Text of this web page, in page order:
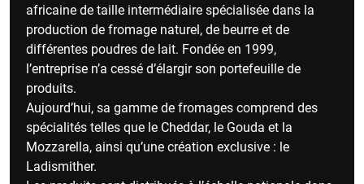
africaine de taille intermédiaire spécialisée dans la
production de fromage naturel, de beurre et de
différentes poudres de lait. Fondée en 1999,
l’entreprise n’a cessé d’élargir son portefeuille de
produits.
Aujourd’hui, sa gamme de fromages comprend des
spécialités telles que le Cheddar, le Gouda et la
Mozzarella, ainsi qu’une création exclusive : le
Ladismither.